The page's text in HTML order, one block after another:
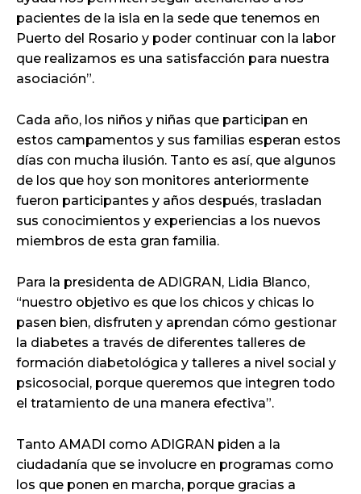
pacientes de la isla en la sede que tenemos en
Puerto del Rosario y poder continuar con la labor
que realizamos es una satisfacción para nuestra
asociación”.
Cada año, los niños y niñas que participan en
estos campamentos y sus familias esperan estos
días con mucha ilusión. Tanto es así, que algunos
de los que hoy son monitores anteriormente
fueron participantes y años después, trasladan
sus conocimientos y experiencias a los nuevos
miembros de esta gran familia.
Para la presidenta de ADIGRAN, Lidia Blanco,
“nuestro objetivo es que los chicos y chicas lo
pasen bien, disfruten y aprendan cómo gestionar
la diabetes a través de diferentes talleres de
formación diabetológica y talleres a nivel social y
psicosocial, porque queremos que integren todo
el tratamiento de una manera efectiva”.
Tanto AMADI como ADIGRAN piden a la
ciudadanía que se involucre en programas como
los que ponen en marcha, porque gracias a